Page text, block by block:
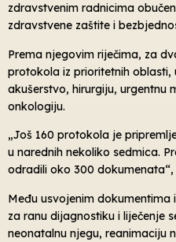
zdravstvenim radnicima
zdravstvene zaštite i
Prema njegovim riječima, za
protokola iz prioritetnih oblasti,
akušerstvo, hirurgiju, urgentnu
onkologiju.
„Još 160 protokola je
u narednih nekoliko sedmica.
odradili oko 300 dokumenata“,
Među usvojenim
za ranu dijagnostiku i liječenje
neonatalnu njegu, reanimaciju